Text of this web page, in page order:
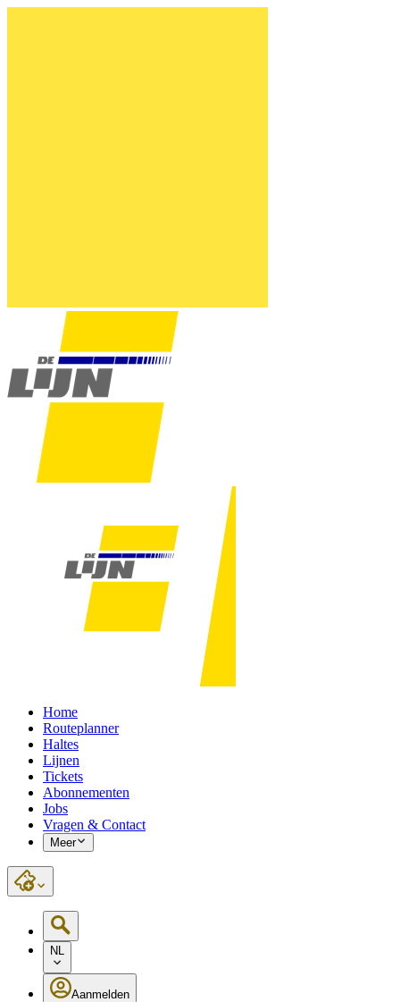
Home
Routeplanner
Haltes
Lijnen
Tickets
Abonnementen
Jobs
Vragen & Contact
Meer
NL
Aanmelden